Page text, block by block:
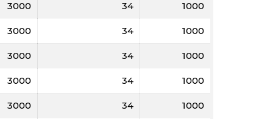
3000 34 1000
3000 34 1000
3000 34 1000
3000 34 1000
3000 34 1000